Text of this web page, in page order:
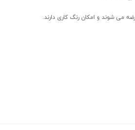
می شوند و امکان رنگ کاری دارند.